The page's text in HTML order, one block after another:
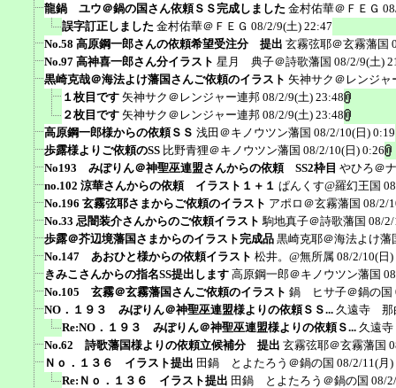
龍鍋 ユウ＠鍋の国さん依頼ＳＳ完成しました 金村佑華＠ＦＥＧ
誤字訂正しました 金村佑華＠ＦＥＧ 08/2/9(土) 22:47
No.58 高原鋼一郎さんの依頼希望受注分 提出 玄霧弦耶＠玄霧藩国
No.97 高神喜一郎さん分イラスト 星月 典子＠詩歌藩国 08/2/9(土)
黒崎克哉＠海法よけ藩国さんご依頼のイラスト 矢神サク＠レンジャ
１枚目です 矢神サク＠レンジャー連邦 08/2/9(土) 23:48
２枚目です 矢神サク＠レンジャー連邦 08/2/9(土) 23:48
高原鋼一郎様からの依頼ＳＳ 浅田＠キノウツン藩国 08/2/10(日) 0:19
歩露様よりご依頼のSS 比野青狸＠キノウツン藩国 08/2/10(日) 0:26
No193 みぽりん＠神聖巫連盟さんからの依頼 SS2枠目 やひろ＠
no.102 涼華さんからの依頼 イラスト１＋１ ぱんくす@羅幻王国
No.196 玄霧弦耶さまからご依頼のイラスト アポロ＠玄霧藩国 08/2/
No.33 忌闇装介さんからのご依頼イラスト 駒地真子＠詩歌藩国 08/
歩露＠芥辺境藩国さまからのイラスト完成品 黒崎克耶＠海法よけ藩
No.147 あおひと様からの依頼イラスト 松井。@無所属 08/2/10(日)
きみこさんからの指名SS提出します 高原鋼一郎＠キノウツン藩国
No.105 玄霧＠玄霧藩国さんご依頼のイラスト 鍋 ヒサ子＠鍋の国
NO．１９３ みぽりん＠神聖巫連盟様よりの依頼ＳＳ... 久遠寺 那
Re:NO．１９３ みぽりん＠神聖巫連盟様よりの依頼Ｓ... 久遠
No.62 詩歌藩国様よりの依頼立候補分 提出 玄霧弦耶＠玄霧藩国
Ｎｏ．１３６ イラスト提出 田鍋 とよたろう＠鍋の国 08/2/11(月)
Re:Ｎｏ．１３６ イラスト提出 田鍋 とよたろう＠鍋の国 08/